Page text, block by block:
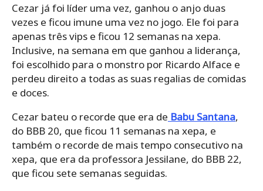
Cezar já foi líder uma vez, ganhou o anjo duas
vezes e ficou imune uma vez no jogo. Ele foi para
apenas três vips e ficou 12 semanas na xepa.
Inclusive, na semana em que ganhou a liderança,
foi escolhido para o monstro por Ricardo Alface e
perdeu direito a todas as suas regalias de comidas
e doces.
Cezar bateu o recorde que era de Babu Santana,
do BBB 20, que ficou 11 semanas na xepa, e
também o recorde de mais tempo consecutivo na
xepa, que era da professora Jessilane, do BBB 22,
que ficou sete semanas seguidas.